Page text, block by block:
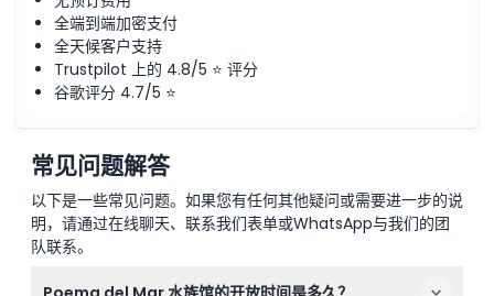
全端到端加密支付
全天候客户支持
Trustpilot 上的 4.8/5 ⭐ 评分
谷歌评分 4.7/5 ⭐
常见问题解答
以下是一些常见问题。如果您有任何其他疑问或需要进一步的说
明，请通过在线聊天、联系我们表单或WhatsApp与我们的团
队联系。